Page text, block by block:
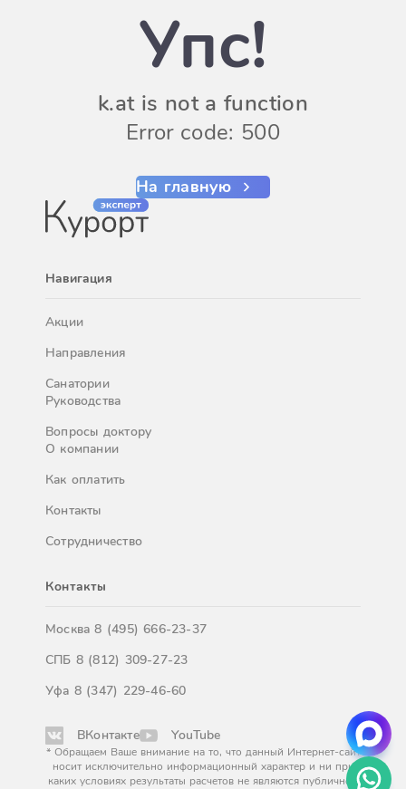
Упс!
k.at is not a function
Error code: 500
На главную
Навигация
Акции
Направления
Санатории
Руководства
Вопросы доктору
О компании
Как оплатить
Контакты
Сотрудничество
Контакты
Москва8 (495) 666-23-37
СПБ 8 (812) 309-27-23
Уфа 8 (347) 229-46-60
ВКонтакте YouTube
* Обращаем Ваше внимание на то, что данный Интернет-сайт
носит исключительно информационный характер и ни при
каких условиях результаты расчетов не являются публичной